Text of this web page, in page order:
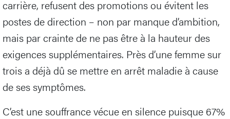
carrière, refusent des promotions ou évitent les
postes de direction – non par manque d’ambition,
mais par crainte de ne pas être à la hauteur des
exigences supplémentaires. Près d’une femme sur
trois a déjà dû se mettre en arrêt maladie à cause
de ses symptômes.
C’est une souffrance vécue en silence puisque 67%